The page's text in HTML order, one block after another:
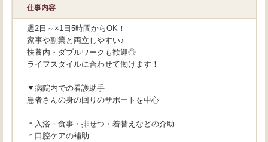
仕事内容
週2日～×1日5時間からOK！
家事や副業と両立しやすい♪
扶養内・ダブルワークも歓迎◎
ライフスタイルに合わせて働けます！
▼病院内での看護助手
患者さんの身の回りのサポートを中心
＊入浴・食事・排せつ・着替えなどの介助
＊口腔ケアの補助